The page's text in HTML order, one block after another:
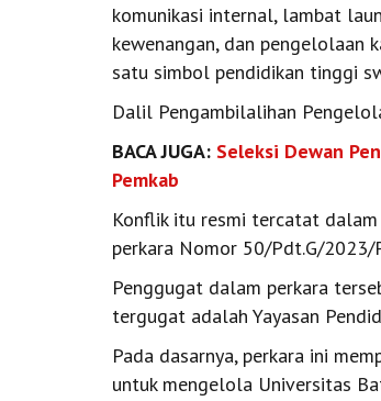
komunikasi internal, lambat
kewenangan, dan pengelolaan
satu simbol pendidikan tinggi
Dalil Pengambilalihan
BACA JUGA: Seleksi Dewan
Pemkab
Konflik itu resmi tercatat
perkara Nomor 50/Pdt.G/2023/
Penggugat dalam perkara
tergugat adalah Yayasan
Pada dasarnya, perkara ini
untuk mengelola Universitas